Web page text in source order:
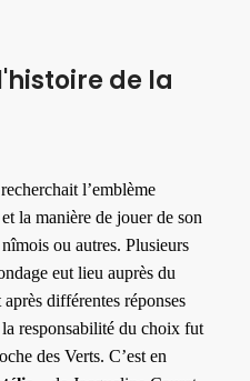
de la
l’emblème
la manière de jouer de son
ou autres. Plusieurs
eut lieu auprès du
différentes réponses
responsabilité du choix fut
des Verts. C’est en